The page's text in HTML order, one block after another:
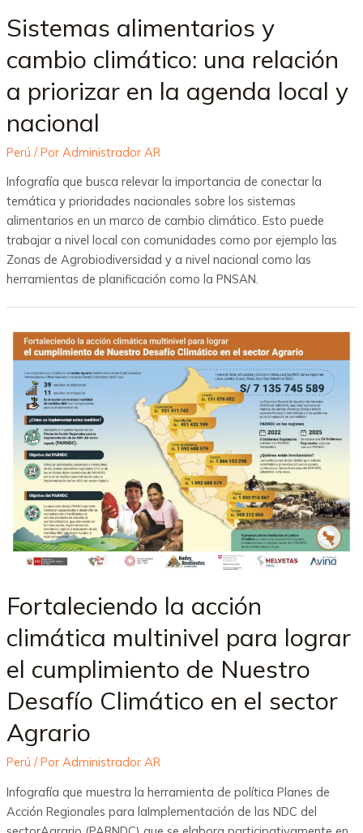
Sistemas alimentarios y
cambio climático: una relación
a priorizar en la agenda local y
nacional
Perú / Por Administrador AR
Infografía que busca relevar la importancia de conectar la
temática y prioridades nacionales sobre los sistemas
alimentarios en un marco de cambio climático. Esto puede
trabajar a nivel local con comunidades como por ejemplo las
Zonas de Agrobiodiversidad y a nivel nacional como las
herramientas de planificación como la PNSAN.
Fortaleciendo la acción
climática multinivel para lograr
el cumplimiento de Nuestro
Desafío Climático en el sector
Agrario
Perú / Por Administrador AR
Infografía que muestra la herramienta de política Planes de
Acción Regionales para laImplementación de las NDC del